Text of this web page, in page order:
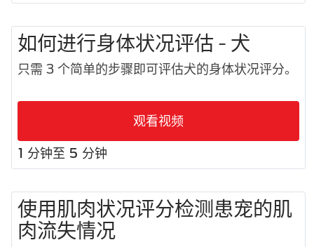
如何进行身体状况评估 - 犬
只需 3 个简单的步骤即可评估犬的身体状况评分。
观看视频
1 分钟至 5 分钟
使用肌肉状况评分检测患宠的肌
肉流失情况